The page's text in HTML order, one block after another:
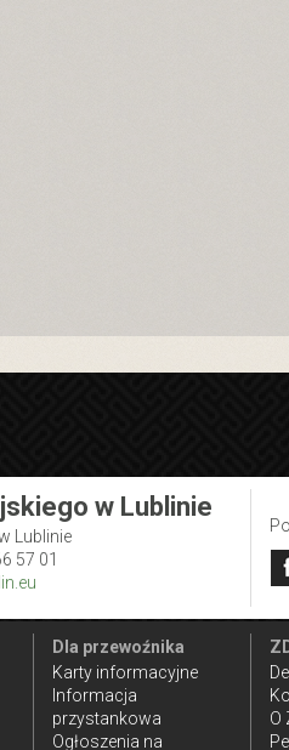
w Lublinie
Lublinie
57 01
Dla przewoźnika
Karty informacyjne
Informacja
przystankowa
Ogłoszenia na
O